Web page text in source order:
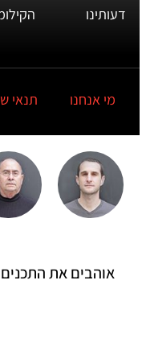
דעותינו
מי אנחנו תנאי
אוהבים את